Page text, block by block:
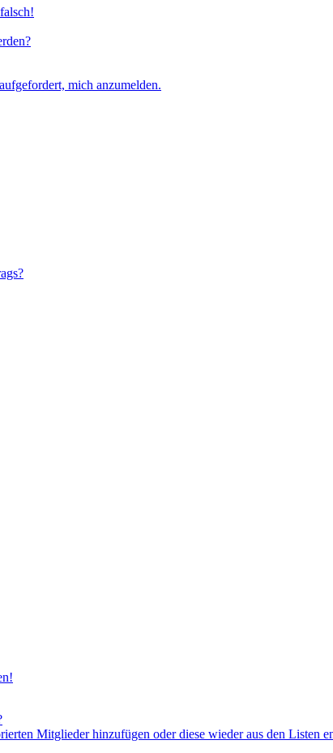
mich anzumelden.
Mitglieder hinzufügen oder diese wieder aus den Listen